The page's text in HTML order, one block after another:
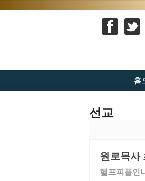
홈
선교
원로목사
헬프피플인